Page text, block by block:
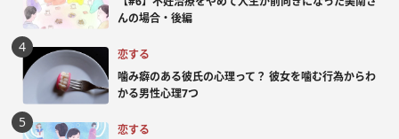
んの場合・後編
恋する
噛み癖のある彼氏の心理って？ 彼女を噛む行為からわ
かる男性心理7つ
恋する